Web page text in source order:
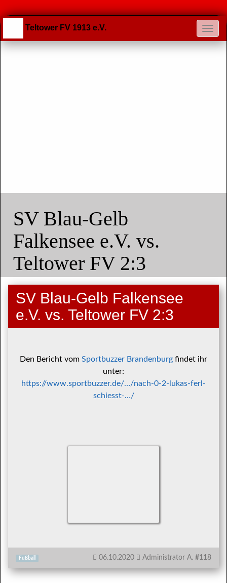
Teltower FV 1913 e.V.
SV Blau-Gelb
Falkensee e.V. vs.
Teltower FV 2:3
SV Blau-Gelb Falkensee
e.V. vs. Teltower FV 2:3
Den Bericht vom Sportbuzzer Brandenburg findet ihr
unter:
https://www.sportbuzzer.de/…/nach-0-2-lukas-ferl-
schiesst-…/
Fußball 06.10.2020 Administrator A. #118